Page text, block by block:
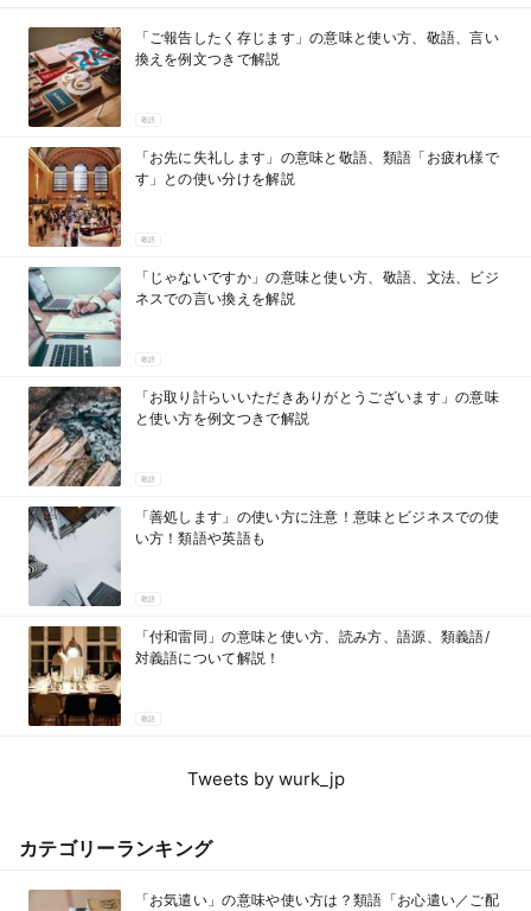
「ご報告したく存じます」の意味と使い方、敬語、言い
換えを例文つきで解説
敬語
「お先に失礼します」の意味と敬語、類語「お疲れ様で
す」との使い分けを解説
敬語
「じゃないですか」の意味と使い方、敬語、文法、ビジ
ネスでの言い換えを解説
敬語
「お取り計らいいただきありがとうございます」の意味
と使い方を例文つきで解説
敬語
「善処します」の使い方に注意！意味とビジネスでの使
い方！類語や英語も
敬語
「付和雷同」の意味と使い方、読み方、語源、類義語/
対義語について解説！
敬語
Tweets by wurk_jp
カテゴリーランキング
「お気遣い」の意味や使い方は？類語「お心遣い／ご配